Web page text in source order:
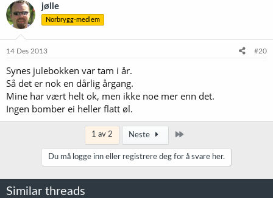
jølle
Norbrygg-medlem
14 Des 2013 #20
Synes julebokken var tam i år.
Så det er nok en dårlig årgang.
Mine har vært helt ok, men ikke noe mer enn det.
Ingen bomber ei heller flatt øl.
1 av 2 Neste
Du må logge inn eller registrere deg for å svare her.
Similar threads